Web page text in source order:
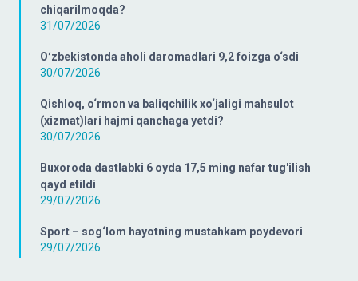
chiqarilmoqda?
31/07/2026
Oʻzbekistonda aholi daromadlari 9,2 foizga o‘sdi
30/07/2026
Qishloq, o‘rmon va baliqchilik xo‘jaligi mahsulot
(xizmat)lari hajmi qanchaga yetdi?
30/07/2026
Buxoroda dastlabki 6 oyda 17,5 ming nafar tug'ilish
qayd etildi
29/07/2026
Sport – sog‘lom hayotning mustahkam poydevori
29/07/2026